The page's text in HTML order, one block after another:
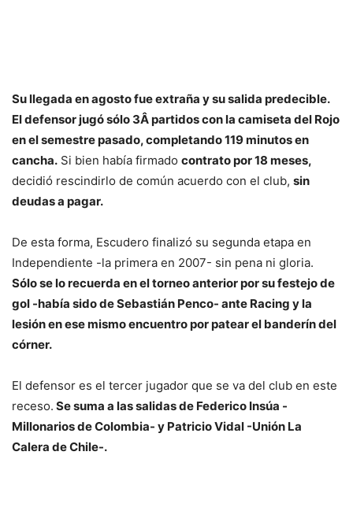
Su llegada en agosto fue extraña y su salida predecible.
El defensor jugó sólo 3Â partidos con la camiseta del Rojo
en el semestre pasado, completando 119 minutos en
cancha. Si bien había firmado contrato por 18 meses,
decidió rescindirlo de común acuerdo con el club, sin
deudas a pagar.
De esta forma, Escudero finalizó su segunda etapa en
Independiente -la primera en 2007- sin pena ni gloria.
Sólo se lo recuerda en el torneo anterior por su festejo de
gol -había sido de Sebastián Penco- ante Racing y la
lesión en ese mismo encuentro por patear el banderín del
córner.
El defensor es el tercer jugador que se va del club en este
receso. Se suma a las salidas de Federico Insúa -
Millonarios de Colombia- y Patricio Vidal -Unión La
Calera de Chile-.